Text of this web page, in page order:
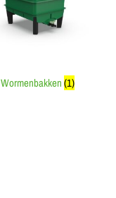
Wormenbakken(1)